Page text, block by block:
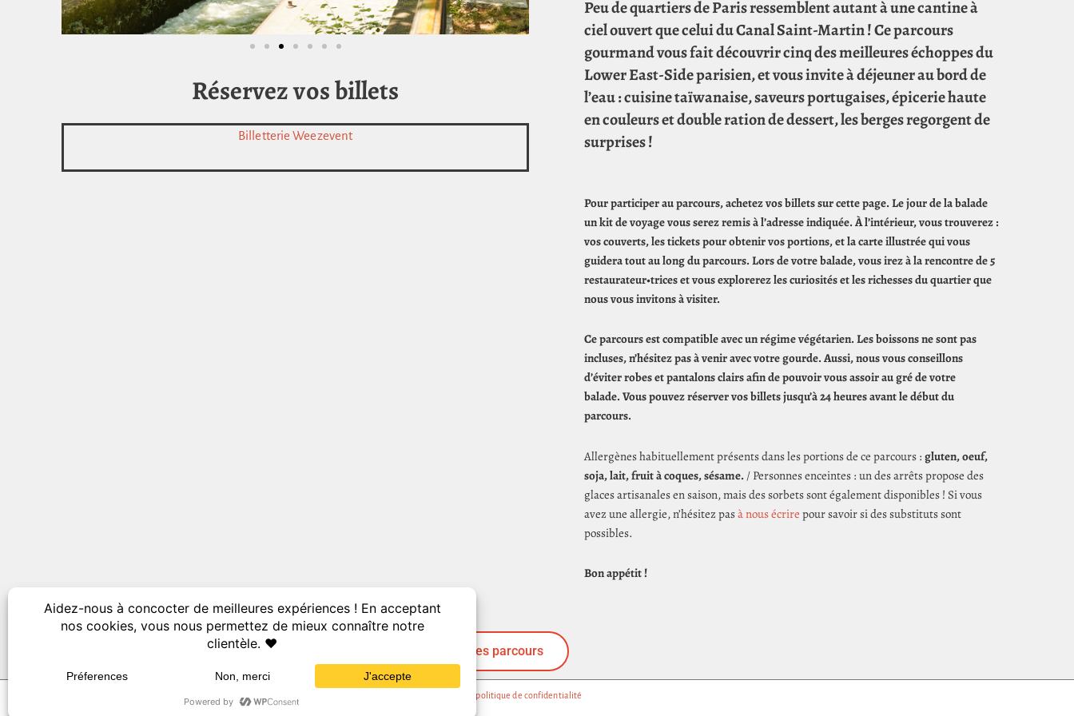
Réservez vos billets
Billetterie Weezevent
Peu de quartiers de Paris ressemblent autant à une cantine à
ciel ouvert que celui du Canal Saint-Martin ! Ce parcours
gourmand vous fait découvrir cinq des meilleures échoppes du
Lower East-Side parisien, et vous invite à déjeuner au bord de
l’eau : cuisine taïwanaise, saveurs portugaises, épicerie haute
en couleurs et double ration de dessert, les berges regorgent de
surprises !
Pour participer au parcours, achetez vos billets sur cette page. Le jour de la balade
un kit de voyage vous serez remis à l’adresse indiquée. À l’intérieur, vous trouverez :
vos couverts, les tickets pour obtenir vos portions, et la carte illustrée qui vous
guidera tout au long du parcours. Lors de votre balade, vous irez à la rencontre de 5
restaurateur•trices et vous explorerez les curiosités et les richesses du quartier que
nous vous invitons à visiter.
Ce parcours est compatible avec un régime végétarien. Les boissons ne sont pas
incluses, n’hésitez pas à venir avec votre gourde. Aussi, nous vous conseillons
d’éviter robes et pantalons clairs afin de pouvoir vous assoir au gré de votre
balade. Vous pouvez réserver vos billets jusqu’à 24 heures avant le début du
parcours.
Allergènes habituellement présents dans les portions de ce parcours : gluten, oeuf,
soja, lait, fruit à coques, sésame. / Personnes enceintes : un des arrêts propose des
glaces artisanales en saison, mais des sorbets sont également disponibles ! Si vous
avez une allergie, n’hésitez pasà nous écrire pour savoir si des substituts sont
possibles.
Bon appétit !
Découvrez les autres parcours
Mentions légales & politique de confidentialité